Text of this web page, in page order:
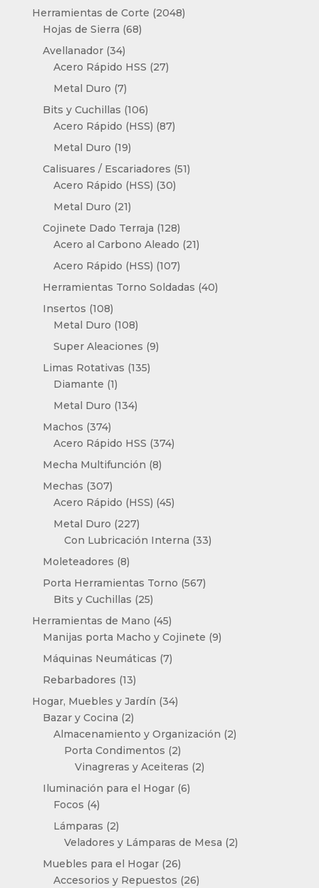
producto
Herramientas de Corte 20482048
Hojas de Sierra 6868
Avellanador 3434
productos
Acero Rápido HSS 2727
Metal Duro 77
productos
Bits y Cuchillas 106106
productos
Acero Rápido (HSS) 8787
Metal Duro 1919
productos
Calisuares / Escariadores 5151
Acero Rápido (HSS) 3030
Metal Duro 2121
productos
Cojinete Dado Terraja 128128
productos
Acero al Carbono Aleado 2121
Acero Rápido (HSS) 107107
productos
Herramientas Torno Soldadas 4040
Insertos 108108
productos
Metal Duro 108108
productos
Super Aleaciones 99
Limas Rotativas 135135
Diamante 11
producto
Metal Duro 134134
Machos 374374
productos
Acero Rápido HSS 374374
Mecha Multifunción 88
Mechas 307307
productos
Acero Rápido (HSS) 4545
Metal Duro 227227
productos
Con Lubricación Interna 3333
Moleteadores 88
productos
Porta Herramientas Torno 567567
Bits y Cuchillas 2525
productos
Herramientas de Mano 4545
productos
Manijas porta Macho y Cojinete 99
Máquinas Neumáticas 77
Rebarbadores 1313
productos
Hogar, Muebles y Jardín 3434
Bazar y Cocina 22
productos
Almacenamiento y Organización 22
Porta Condimentos 22
productos
Vinagreras y Aceiteras 22
Iluminación para el Hogar 66
Focos 44
productos
Lámparas 22
productos
Veladores y Lámparas de Mesa 22
Muebles para el Hogar 2626
productos
Accesorios y Repuestos 2626